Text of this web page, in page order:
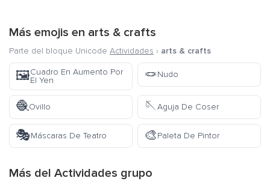
Más emojis en arts & crafts
Parte del bloque Unicode Actividades › arts & crafts
🖼️Cuadro En Aumento Por
El Yen
🪢Nudo
🧶Ovillo 🪡Aguja De Coser
🎭Máscaras De Teatro 🎨Paleta De Pintor
Más del Actividades grupo